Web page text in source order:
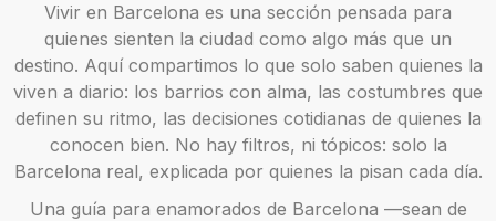
Vivir en Barcelona es una sección pensada para
quienes sienten la ciudad como algo más que un
destino. Aquí compartimos lo que solo saben quienes la
viven a diario: los barrios con alma, las costumbres que
definen su ritmo, las decisiones cotidianas de quienes la
conocen bien. No hay filtros, ni tópicos: solo la
Barcelona real, explicada por quienes la pisan cada día.
Una guía para enamorados de Barcelona —sean de